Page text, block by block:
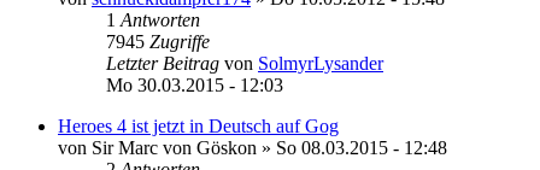
1 Antworten
7945 Zugriffe
Letzter Beitrag von SolmyrLysander
Mo 30.03.2015 - 12:03
Heroes 4 ist jetzt in Deutsch auf Gog
von Sir Marc von Göskon » So 08.03.2015 - 12:48